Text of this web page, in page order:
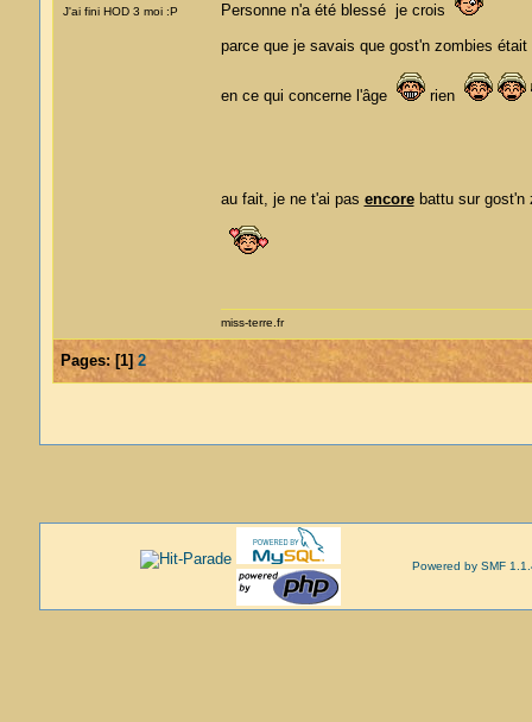
J'ai fini HOD 3 moi :P
Personne n'a été blessé je crois
parce que je savais que gost'n zombies
en ce qui concerne l'âge rien
au fait, je ne t'ai pas encorebattu sur
miss-terre.fr
Pages:[1] 2
Powered by SMF